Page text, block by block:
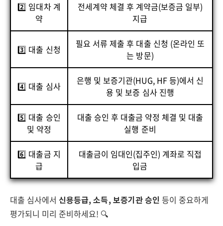
2️⃣ 임대차 계
약
전세계약 체결 후 계약금(보증금 일부)
지급
3️⃣ 대출 신청
필요 서류 제출 후 대출 신청 (온라인 또
는 방문)
4️⃣ 대출 심사
은행 및 보증기관(HUG, HF 등)에서 신
용 및 보증 심사 진행
5️⃣ 대출 승인
및 약정
대출 승인 후 대출금 약정 체결 및 대출
실행 준비
6️⃣ 대출금 지
급
대출금이 임대인(집주인) 계좌로 직접
입금
대출 심사에서신용등급, 소득, 보증기관 승인 등이 중요하게
평가되니 미리 준비하세요! 🔍